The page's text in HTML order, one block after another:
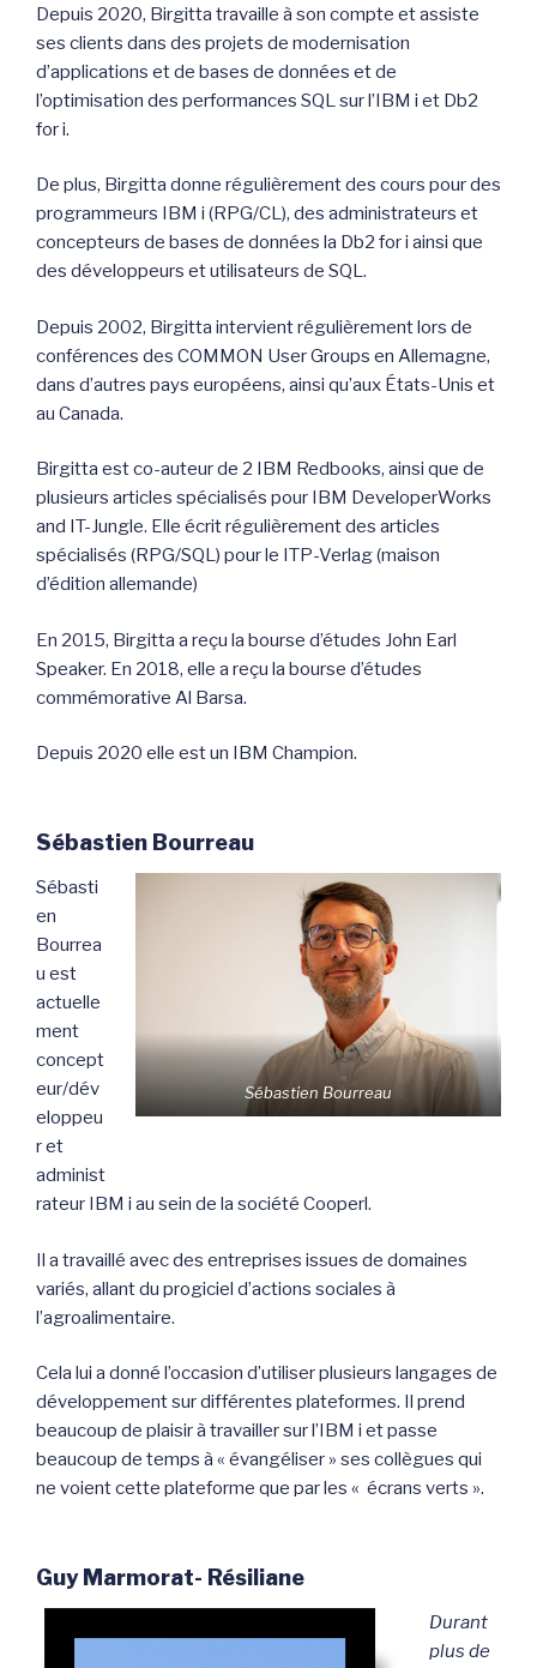
Depuis 2020, Birgitta travaille à son compte et assiste
ses clients dans des projets de modernisation
d’applications et de bases de données et de
l’optimisation des performances SQL sur l’IBM i et Db2
for i.
De plus, Birgitta donne régulièrement des cours pour des
programmeurs IBM i (RPG/CL), des administrateurs et
concepteurs de bases de données la Db2 for i ainsi que
des développeurs et utilisateurs de SQL.
Depuis 2002, Birgitta intervient régulièrement lors de
conférences des COMMON User Groups en Allemagne,
dans d’autres pays européens, ainsi qu’aux États-Unis et
au Canada.
Birgitta est co-auteur de 2 IBM Redbooks, ainsi que de
plusieurs articles spécialisés pour IBM DeveloperWorks
and IT-Jungle. Elle écrit régulièrement des articles
spécialisés (RPG/SQL) pour le ITP-Verlag (maison
d’édition allemande)
En 2015, Birgitta a reçu la bourse d’études John Earl
Speaker. En 2018, elle a reçu la bourse d’études
commémorative Al Barsa.
Depuis 2020 elle est un IBM Champion.
Sébastien Bourreau
Sébastien Bourreau
Sébasti
en
Bourrea
u est
actuelle
ment
concept
eur/dév
eloppeu
r et
administ
rateur IBM i au sein de la société Cooperl.
Il a travaillé avec des entreprises issues de domaines
variés, allant du progiciel d’actions sociales à
l’agroalimentaire.
Cela lui a donné l’occasion d’utiliser plusieurs langages de
développement sur différentes plateformes. Il prend
beaucoup de plaisir à travailler sur l’IBM i et passe
beaucoup de temps à « évangéliser » ses collègues qui
ne voient cette plateforme que par les « écrans verts ».
Guy Marmorat- Résiliane
Durant
plus de